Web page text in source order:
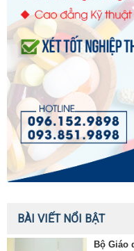
BÀI VIẾT NỔI BẬT
Bộ Giáo